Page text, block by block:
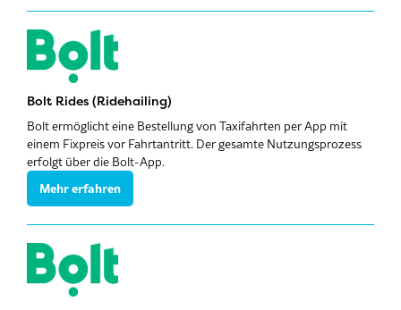
Bolt Rides (Ridehailing)
Bolt ermöglicht eine Bestellung von Taxifahrten per App mit
einem Fixpreis vor Fahrtantritt. Der gesamte Nutzungsprozess
erfolgt über die Bolt-App.
Mehr erfahren